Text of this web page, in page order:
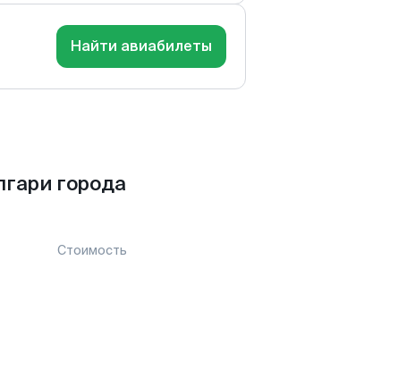
Найти авиабилеты
города
Стоимость